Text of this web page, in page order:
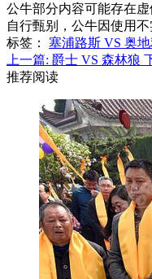
公牛部分内容可能存在
自行甄别，公牛因使用
标签 ： 塞浦路斯 VS 奥地
上一篇: 爵士 VS 森林狼
推荐阅读